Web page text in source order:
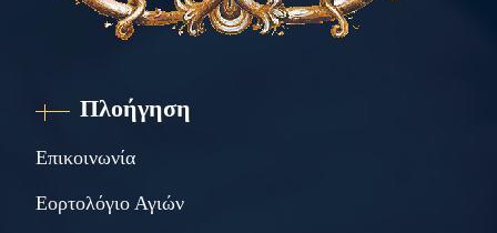
Πλοήγηση
Επικοινωνία
Εορτολόγιο Αγιών